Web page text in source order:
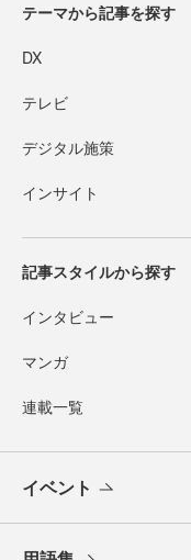
テーマから記事を探す
DX
テレビ
デジタル施策
インサイト
記事スタイルから探す
インタビュー
マンガ
連載一覧
イベント